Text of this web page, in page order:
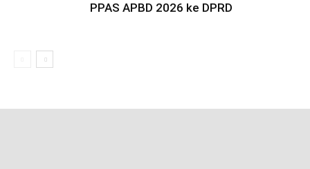
PPAS APBD 2026 ke DPRD